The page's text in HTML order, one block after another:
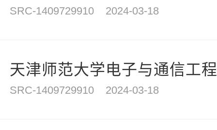
SRC-1409729910 2024-03-18
天津师范大学电子与通信工
SRC-1409729910 2024-03-18